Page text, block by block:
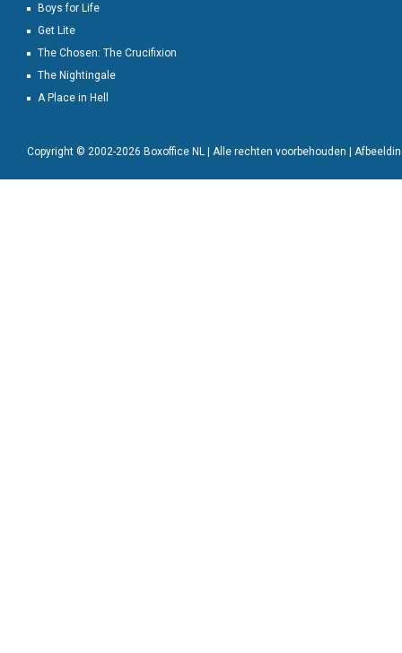
Boys for Life
Get Lite
The Chosen: The Crucifixion
The Nightingale
A Place in Hell
Copyright © 2002-2026 Boxoffice NL | Alle rechten voorbehouden |